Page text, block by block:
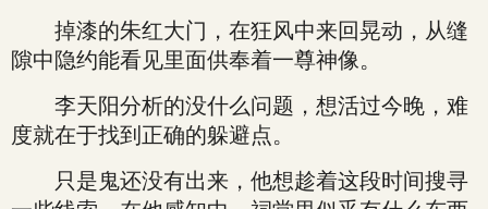
掉漆的朱红大门，在狂风中来回晃动，从缝
隙中隐约能看见里面供奉着一尊神像。
李天阳分析的没什么问题，想活过今晚，难
度就在于找到正确的躲避点。
只是鬼还没有出来，他想趁着这段时间搜寻